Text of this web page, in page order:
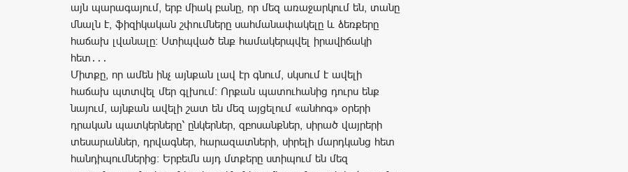
այն պարագայում, երբ միակ բանը, որ մեզ առաջարկում են, տանը
մնալն է, ֆիզիկական շփումները սահմանափակելը և ձեռքերը
հաճախ լվանալը։ Ստիպված ենք համակերպվել իրավիճակի
հետ․․․
Միտքը, որ ամեն ինչ այնքան լավ էր գնում, սկսում է ավելի
հաճախ պտտվել մեր գլխում։ Որքան պատուհանից դուրս ենք
նայում, այնքան ավելի շատ են մեզ այցելում «անհոգ» օրերի
դրական պատկերները՝ ընկերներ, զբոսանքներ, սիրած վայրերի
տեսարաններ, դրվագներ, հարազատների, սիրելի մարդկանց հետ
հանդիպումներից։ Երբեմն այդ մտքերը ստիպում են մեզ